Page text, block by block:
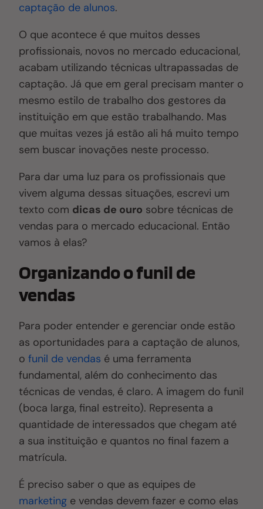
captação de alunos.
O que acontece é que muitos desses
profissionais, novos no mercado educacional,
acabam utilizando técnicas ultrapassadas de
captação. Já que em geral precisam manter o
mesmo estilo de trabalho dos gestores da
instituição em que estão trabalhando. Mas
que muitas vezes já estão ali há muito tempo
sem buscar inovações neste processo.
Para dar uma luz para os profissionais que
vivem alguma dessas situações, escrevi um
texto com dicas de ouro sobre técnicas de
vendas para o mercado educacional. Então
vamos à elas?
Organizando o funil de
vendas
Para poder entender e gerenciar onde estão
as oportunidades para a captação de alunos,
ofunil de vendas é uma ferramenta
fundamental, além do conhecimento das
técnicas de vendas, é claro. A imagem do funil
(boca larga, final estreito). Representa a
quantidade de interessados que chegam até
a sua instituição e quantos no final fazem a
matrícula.
É preciso saber o que as equipes de
marketing e vendas devem fazer e como elas